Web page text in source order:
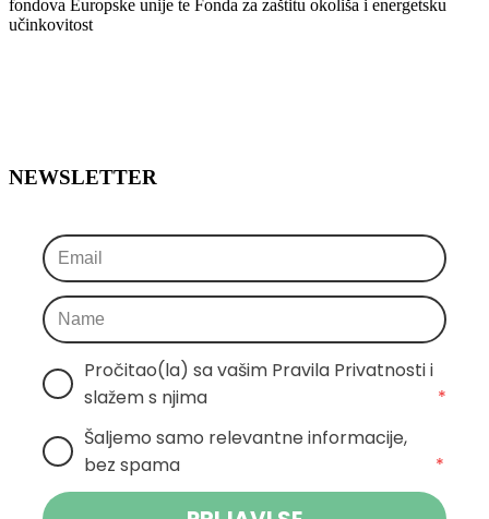
fondova Europske unije te Fonda za zaštitu okoliša i energetsku
učinkovitost
NEWSLETTER
Pročitao(la) sa vašim Pravila Privatnosti i
slažem s njima
*
Šaljemo samo relevantne informacije,
bez spama
*